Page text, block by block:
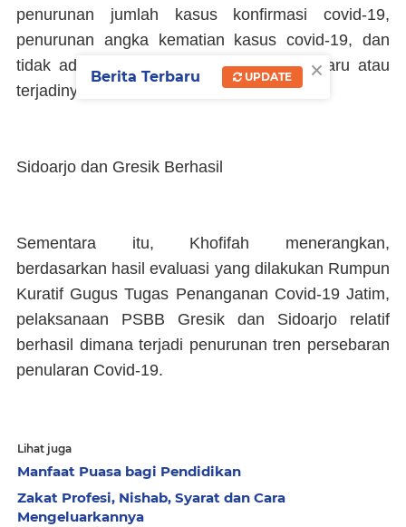
penurunan jumlah kasus konfirmasi covid-19,
penurunan angka kematian kasus covid-19, dan
tidak ada penyebaran ke area wilayah baru atau
terjadinya transmisi lokal.
Sidoarjo dan Gresik Berhasil
Sementara itu, Khofifah menerangkan,
berdasarkan hasil evaluasi yang dilakukan Rumpun
Kuratif Gugus Tugas Penanganan Covid-19 Jatim,
pelaksanaan PSBB Gresik dan Sidoarjo relatif
berhasil dimana terjadi penurunan tren persebaran
penularan Covid-19.
Lihat juga
Manfaat Puasa bagi Pendidikan
Zakat Profesi, Nishab, Syarat dan Cara
Mengeluarkannya
×
Berita Terbaru UPDATE